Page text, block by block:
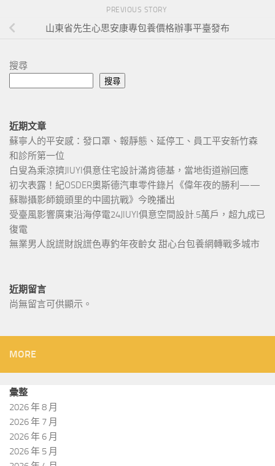
PREVIOUS STORY
山東省先生心思安康專包養價格辦事平臺發布
搜尋
搜尋
近期文章
蘇寧人的平安感：發口罩、報靜態、延停工、員工平安新竹森
和診所第一位
白叟為乘涼擠JIUYI俱意住宅設計滿肯德基，當地街道辦回應
初次表露！紀OSDER奧斯德汽車零件錄片《偉年夜的勝利——
蘇聯攝影師鏡頭里的中國抗戰》今晚播出
受臺風影響廣東沿海停電24JIUYI俱意空間設計.5萬戶，超九成已
復電
無業男人說謊財說謊色專釣年夜齡女 甜心台包養網轉戰多城市
近期留言
尚無留言可供顯示。
MORE
彙整
2026 年 8 月
2026 年 7 月
2026 年 6 月
2026 年 5 月